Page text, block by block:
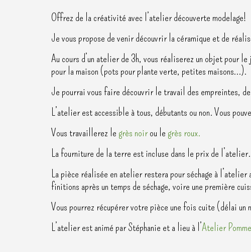
Offrez de la créativité avec l’atelier découverte modelage!
Je vous propose de venir découvrir la céramique et de
Au cours d’un atelier de 3h, vous réaliserez un objet pour
pour la maison (pots pour plante verte, petites maisons…).
Je pourrai vous faire découvrir le travail des empreintes,
L’atelier est accessible à tous, débutants ou non. Vous
Vous travaillerez le grès noirou le grès roux.
La fourniture de la terre est incluse dans le prix de l’atelier.
La pièce réalisée en atelier restera pour séchage à
finitions après un temps de séchage, voire une première
Vous pourrez récupérer votre pièce une fois cuite (délai un
L’atelier est animé par Stéphanie et a lieu à l’Atelier